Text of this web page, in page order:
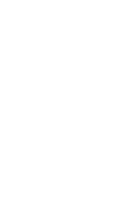
schonk
Drie van
eens,
van
dal van